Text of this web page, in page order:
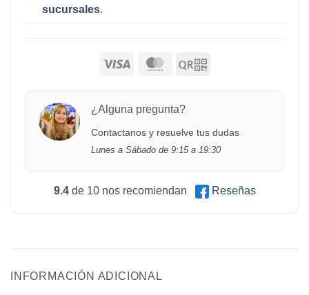
sucursales.
¿Alguna pregunta?
Contactanos y resuelve tus dudas
Lunes a Sábado de 9:15 a 19:30
9.4de 10 nos recomiendan Reseñas
INFORMACIÓN ADICIONAL